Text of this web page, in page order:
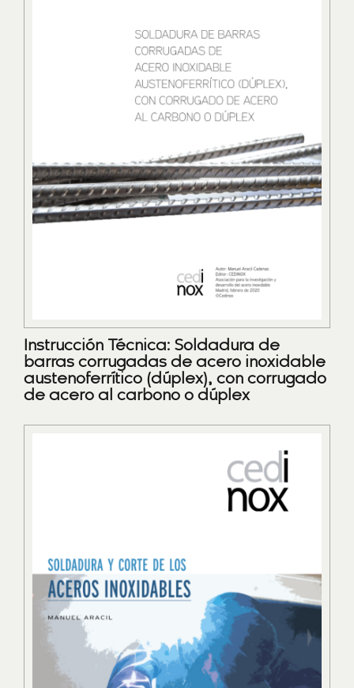
Instrucción Técnica: Soldadura de
barras corrugadas de acero inoxidable
austenoferrítico (dúplex), con corrugado
de acero al carbono o dúplex